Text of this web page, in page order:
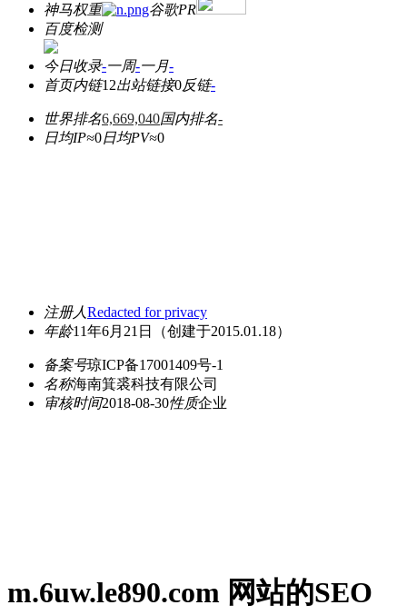
神马权重
谷歌PR
百度检测
今日收录-一周-一月-
首页内链12出站链接0反链-
世界排名6,669,040国内排名-
日均IP≈0日均PV≈0
注册人Redacted for privacy
年龄11年6月21日 （创建于2015.01.18）
备案号琼ICP备17001409号-1
名称海南箕裘科技有限公司
审核时间2018-08-30性质企业
m.6uw.le890.com 网站的SEO